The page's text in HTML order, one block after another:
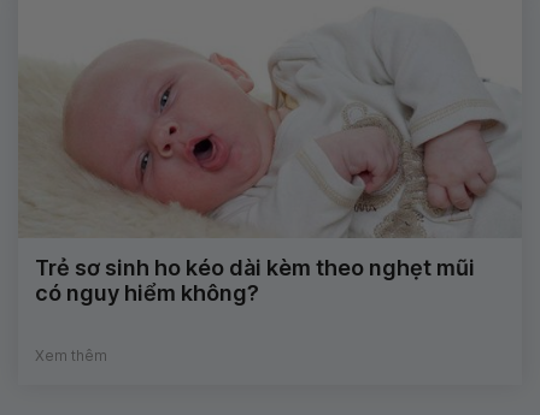
Trẻ sơ sinh ho kéo dài kèm theo nghẹt mũi
có nguy hiểm không?
Xem thêm